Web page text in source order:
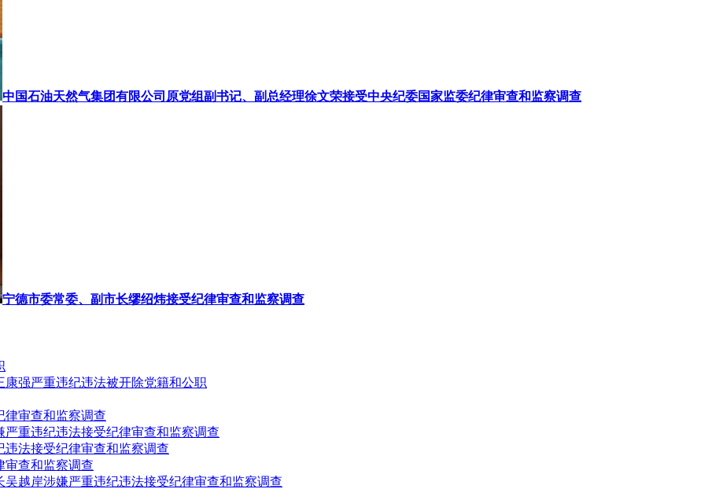
中国石油天然气集团有限公司原党组副书记、副总经理徐文荣接受中央纪委国家监委纪律审查和监察调查
宁德市委常委、副市长缪绍炜接受纪律审查和监察调查
强严重违纪违法被开除党籍和公职
律审查和监察调查
重违纪违法接受纪律审查和监察调查
法接受纪律审查和监察调查
审查和监察调查
越岸涉嫌严重违纪违法接受纪律审查和监察调查